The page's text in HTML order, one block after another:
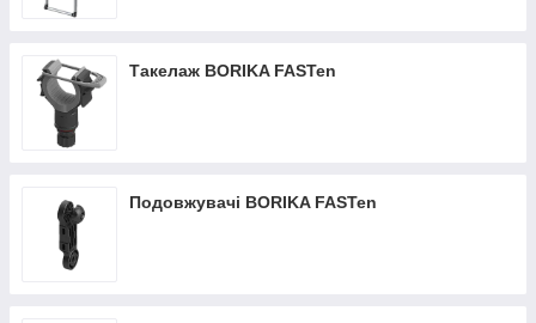
Такелаж BORIKA FASTen
Подовжувачі BORIKA FASTen